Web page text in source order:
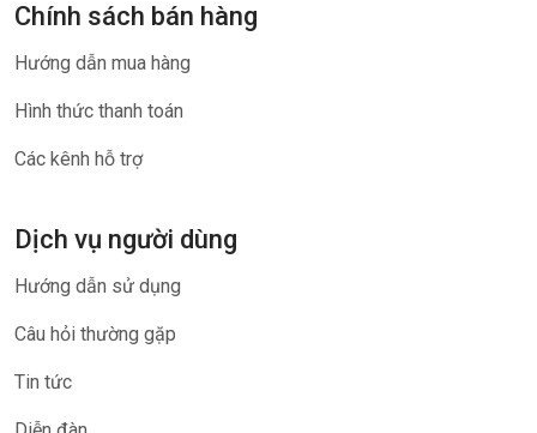
Chính sách bán hàng
Hướng dẫn mua hàng
Hình thức thanh toán
Các kênh hỗ trợ
Dịch vụ người dùng
Hướng dẫn sử dụng
Câu hỏi thường gặp
Tin tức